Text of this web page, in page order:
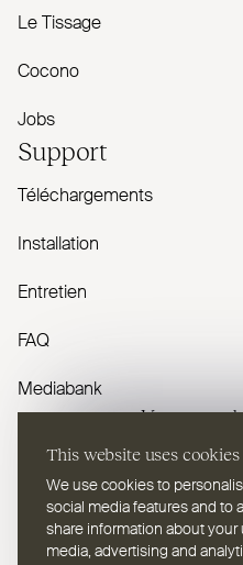
This website uses cookies
We use cookies to
social media features and to
share information about your
media, advertising and
Le Tissage
Cocono
Jobs
Support
Téléchargements
Installation
Entretien
FAQ
Mediabank
Vous avez